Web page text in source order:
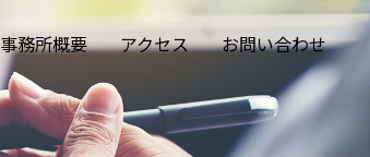
事務所概要 アクセス お問い合わせ